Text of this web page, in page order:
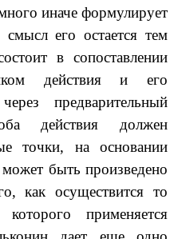
иначе формулирует
его остается тем
в сопоставлении
действия и его
предварительный
действия должен
точки, на основании
быть произведено
как осуществится то
применяется